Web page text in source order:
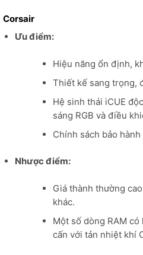
Corsair
Ưu điểm:
Hiệu năng ổn định,
Thiết kế sang trọng,
Hệ sinh thái iCUE
sáng RGB và điều
Chính sách bảo hành
Nhược điểm:
Giá thành thường
khác.
Một số dòng RAM
cấn với tản nhiệt khí